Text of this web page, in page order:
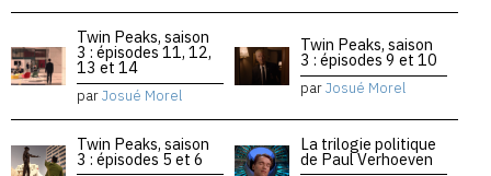
Twin Peaks, saison
3 : épisodes 11, 12,
13 et 14
parJosué Morel
Twin Peaks, saison
3 : épisodes 9 et 10
parJosué Morel
Twin Peaks, saison
3 : épisodes 5 et 6
La trilogie politique
de Paul Verhoeven